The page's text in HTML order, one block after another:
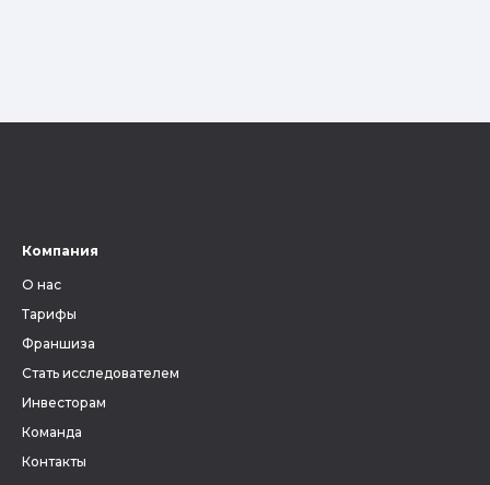
Компания
О нас
Тарифы
Франшиза
Стать исследователем
Инвесторам
Команда
Контакты